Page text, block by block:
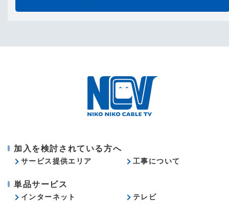
加入を検討されている方へ
サービス提供エリア 工事について
単品サービス
インターネット
テレビ